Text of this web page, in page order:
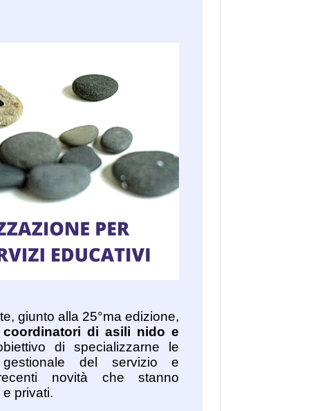
giunto alla 25°ma edizione,
di asili nido e
di specializzarne le
del servizio e
novità che stanno
privati.